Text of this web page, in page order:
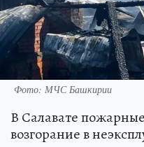
Фото: МЧС Башкирии
В Салавате
возгорание в